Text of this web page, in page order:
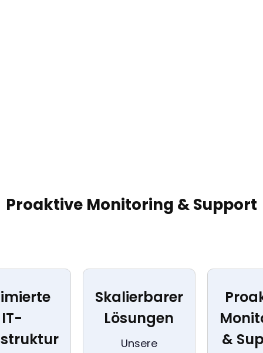
Proaktive Monitoring & Support
IT-
Skalierbarer
Lösungen
Unsere
&